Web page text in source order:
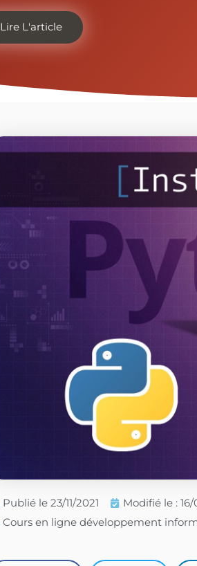
Lire L'article
Publié le 23/11/2021 Modifié le :
Cours en ligne développement